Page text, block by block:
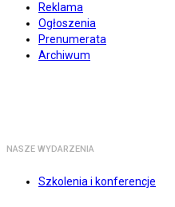
Reklama
Ogłoszenia
Prenumerata
Archiwum
NASZE WYDARZENIA
Szkolenia i konferencje